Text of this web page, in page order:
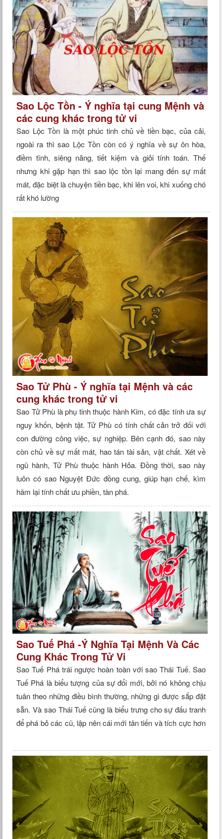
Sao Lộc Tồn - Ý nghĩa tại cung Mệnh và
các cung khác trong tử vi
Sao Lộc Tồn là một phúc tinh chủ về tiền bạc, của cải,
ngoài ra thì sao Lộc Tồn còn có ý nghĩa về sự ôn hòa,
điềm tĩnh, siêng năng, tiết kiệm và giỏi tính toán. Thế
nhưng khi gặp hạn thì sao lộc tồn lại mang đến sự mất
mát, đặc biệt là chuyện tiền bạc, khi lên voi, khi xuống chó
rất khó lường
Sao Tử Phù - Ý nghĩa tại Mệnh và các
cung khác trong tử vi
Sao Tử Phù là phụ tinh thuộc hành Kim, có đặc tính ưa sự
nguy khốn, bệnh tật. Tử Phù có tính chất cản trở đối với
con đường công việc, sự nghiệp. Bên cạnh đó, sao này
còn chủ về sự mất mát, hao tán tài sản, vật chất. Xét về
ngũ hành, Tử Phù thuộc hành Hỏa. Đồng thời, sao này
luôn có sao Nguyệt Đức đồng cung, giúp hạn chế, kìm
hãm lại tính chất ưu phiền, tàn phá.
Sao Tuế Phá -Ý Nghĩa Tại Mệnh Và Các
Cung Khác Trong Tử Vi
Sao Tuế Phá trái ngược hoàn toàn với sao Thái Tuế. Sao
Tuế Phá là biểu tượng của sự đổi mới, bởi nó không chịu
tuân theo những điều bình thường, những gì được sắp đặt
sẵn. Và sao Thái Tuế cũng là biểu trưng cho sự đấu tranh
để phá bỏ các cũ, lập nên cái mới tân tiến và tích cực hơn